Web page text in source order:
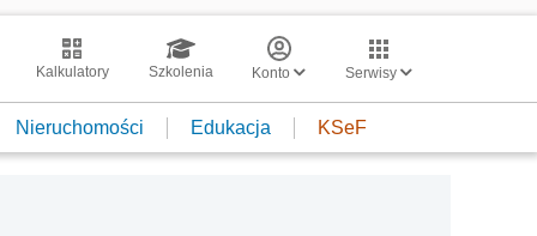
Kalkulatory Szkolenia Konto Serwisy
Nieruchomości Edukacja KSeF